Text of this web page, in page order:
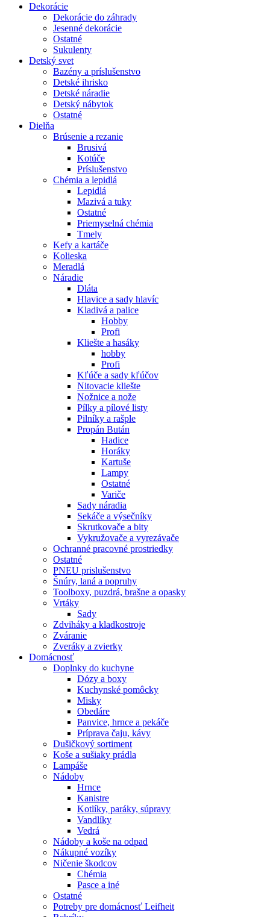
Dekorácie
Dekorácie do záhrady
Jesenné dekorácie
Ostatné
Sukulenty
Detský svet
Bazény a príslušenstvo
Detské ihrisko
Detské náradie
Detský nábytok
Ostatné
Dielňa
Brúsenie a rezanie
Brusivá
Kotúče
Príslušenstvo
Chémia a lepidlá
Lepidlá
Mazivá a tuky
Ostatné
Priemyselná chémia
Tmely
Kefy a kartáče
Kolieska
Meradlá
Náradie
Dláta
Hlavice a sady hlavíc
Kladivá a palice
Hobby
Profi
Kliešte a hasáky
hobby
Profi
Kľúče a sady kľúčov
Nitovacie kliešte
Nožnice a nože
Pílky a pílové listy
Pilníky a rašple
Propán Bután
Hadice
Horáky
Kartuše
Lampy
Ostatné
Variče
Sady náradia
Sekáče a výsečníky
Skrutkovače a bity
Vykružovače a vyrezávače
Ochranné pracovné prostriedky
Ostatné
PNEU prislušenstvo
Šnúry, laná a popruhy
Toolboxy, puzdrá, brašne a opasky
Vrtáky
Sady
Zdviháky a kladkostroje
Zváranie
Zveráky a zvierky
Domácnosť
Doplnky do kuchyne
Dózy a boxy
Kuchynské pomôcky
Misky
Obedáre
Panvice, hrnce a pekáče
Príprava čaju, kávy
Dušičkový sortiment
Koše a sušiaky prádla
Lampáše
Nádoby
Hrnce
Kanistre
Kotlíky, paráky, súpravy
Vandlíky
Vedrá
Nádoby a koše na odpad
Nákupné vozíky
Ničenie škodcov
Chémia
Pasce a iné
Ostatné
Potreby pre domácnosť Leifheit